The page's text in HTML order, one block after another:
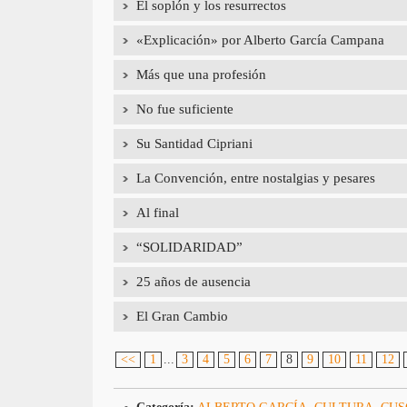
El soplón y los resurrectos
«Explicación» por Alberto García Campana
Más que una profesión
No fue suficiente
Su Santidad Cipriani
La Convención, entre nostalgias y pesares
Al final
“SOLIDARIDAD”
25 años de ausencia
El Gran Cambio
<< 1 3 4 5 6 7 8 9 10 11 12